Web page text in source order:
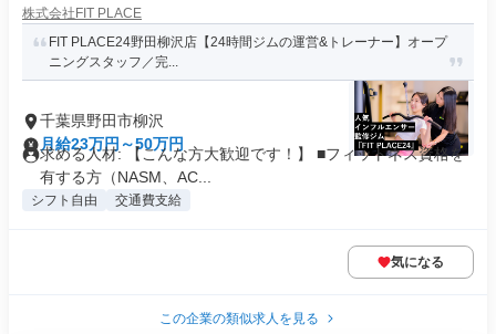
株式会社FIT PLACE
FIT PLACE24野田柳沢店【24時間ジムの運営&トレーナー】オープ
ニングスタッフ／完...
千葉県野田市柳沢
月給23万円～50万円
求める人材: 【こんな方大歓迎です！】 ■フィットネス資格を
有する方（NASM、AC...
シフト自由 交通費支給
気になる
この企業の類似求人を見る